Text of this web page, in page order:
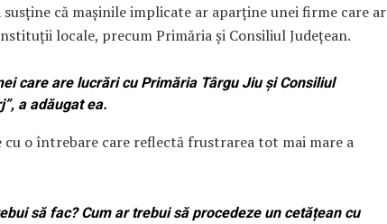
că mașinile implicate ar aparține unei firme care ar
locale, precum Primăria și Consiliul Județean.
care are lucrări cu Primăria Târgu Jiu și Consiliul
a adăugat ea.
cu o întrebare care reflectă frustrarea tot mai mare a
să fac? Cum ar trebui să procedeze un cetățean cu